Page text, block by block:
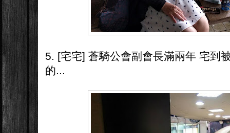
5. [宅宅] 蒼騎公會副會長滿兩年 宅到
的...